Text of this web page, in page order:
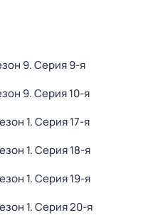
9. Серия 9-я
9. Серия 10-я
1. Серия 17-я
1. Серия 18-я
1. Серия 19-я
1. Серия 20-я